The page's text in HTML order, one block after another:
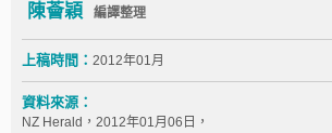
陳薈穎 編譯整理
上稿時間： 2012年01月
資料來源：
NZ Herald，2012年01月06日，